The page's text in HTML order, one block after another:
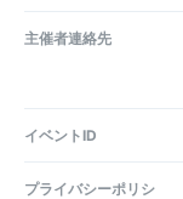
主催者連絡先
イベントID
プライバシーポリシ